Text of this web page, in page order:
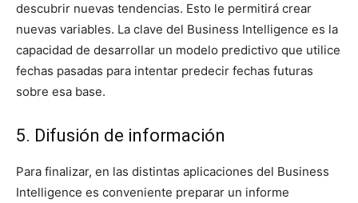
descubrir nuevas tendencias. Esto le permitirá crear
nuevas variables. La clave del Business Intelligence es la
capacidad de desarrollar un modelo predictivo que utilice
fechas pasadas para intentar predecir fechas futuras
sobre esa base.
5. Difusión de información
Para finalizar, en las distintas aplicaciones del Business
Intelligence es conveniente preparar un informe